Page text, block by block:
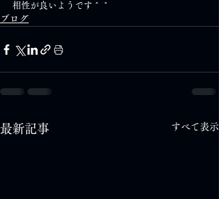
相性が良いようです＾＾
ブログ
最新記事 すべて表示